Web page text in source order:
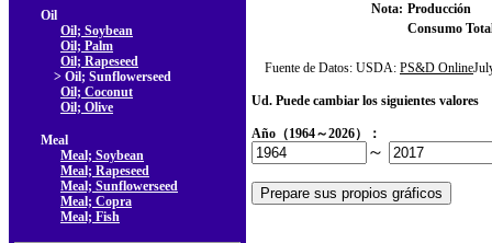
Oil
Oil; Soybean
Oil; Palm
Oil; Rapeseed
> Oil; Sunflowerseed
Oil; Coconut
Oil; Olive
Meal
Meal; Soybean
Meal; Rapeseed
Meal; Sunflowerseed
Meal; Copra
Meal; Fish
Nota: Producción
Consumo
Fuente de Datos: USDA: PS&D Online
Ud. Puede cambiar los siguientes valores
Año（1964～2026）：
～